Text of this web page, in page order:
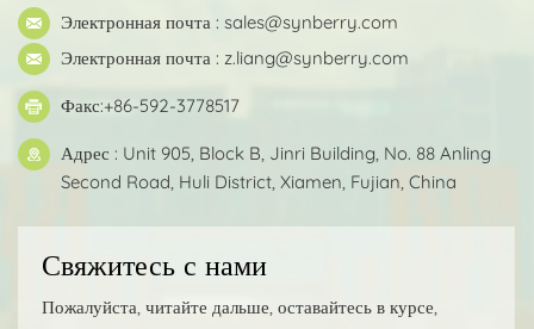
Электронная почта : sales@synberry.com
Электронная почта : z.liang@synberry.com
Факс:+86-592-3778517
Адрес : Unit 905, Block B, Jinri Building, No. 88 Anling
Second Road, Huli District, Xiamen, Fujian, China
Свяжитесь с нами
Пожалуйста, читайте дальше, оставайтесь в курсе,